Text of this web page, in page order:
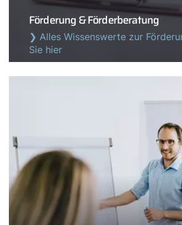
Förderung & Förderberatung
❯ Alles Wissenswerte zur
Sie hier